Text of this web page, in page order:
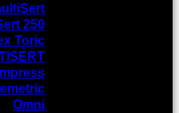
250
Toric
Impress
Omni